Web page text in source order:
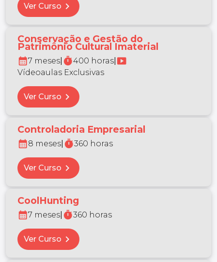
Ver Curso chevron_right
Conservação e Gestão do
Patrimônio Cultural Imaterial
calendar_month7 meses timer400 horas smart_display
Vídeoaulas Exclusivas
Ver Curso chevron_right
Controladoria Empresarial
calendar_month8 meses timer360 horas
Ver Curso chevron_right
CoolHunting
calendar_month7 meses timer360 horas
Ver Curso chevron_right